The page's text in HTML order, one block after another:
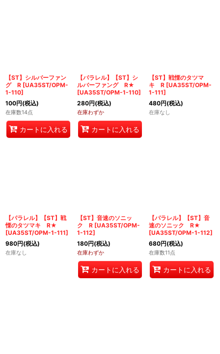
【ST】シルバーファン
グ R [UA35ST/OPM-
1-110]
100円(税込)
在庫数14点
カートに入れる
【パラレル】【ST】シ
ルバーファング R★
[UA35ST/OPM-1-110]
280円(税込)
在庫わずか
カートに入れる
【ST】戦慄のタツマ
キ R [UA35ST/OPM-
1-111]
480円(税込)
在庫なし
【パラレル】【ST】戦
慄のタツマキ R★
[UA35ST/OPM-1-111]
980円(税込)
在庫なし
【ST】音速のソニッ
ク R [UA35ST/OPM-
1-112]
180円(税込)
在庫わずか
カートに入れる
【パラレル】【ST】音
速のソニック R★
[UA35ST/OPM-1-112]
680円(税込)
在庫数11点
カートに入れる